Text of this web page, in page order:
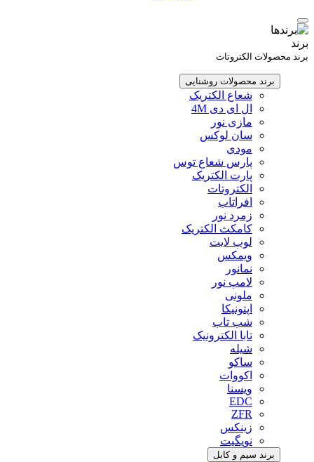
برند
برند محصولات الکتروتات
برند محصولات روشنایی
شعاع الکتریک
ال ای دی 4M
مازی نور
سان لوکس
مودی
پارس شعاع توس
پارت الکتریک
الکتروتات
افراتاب
زمرد نور
کامکث الکتریک
لوپ لایت
ویمکس
نمانور
لامپ نور
ملونی
اپتونیکا
شب تاب
تابا الکترونیک
شیله
ساکو
اکووات
ویسنا
EDC
ZFR
زینکس
نویگیت
برند سیم و کابل